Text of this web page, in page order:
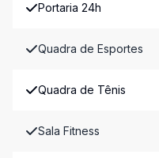
Portaria 24h
Quadra de Esportes
Quadra de Tênis
Sala Fitness